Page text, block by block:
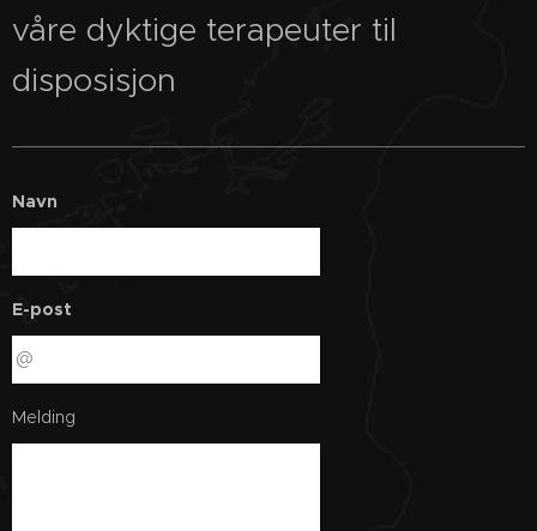
våre dyktige terapeuter til
disposisjon
Navn
E-post
Melding